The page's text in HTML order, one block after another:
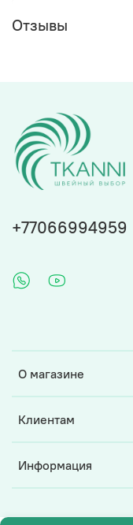
Отзывы
О магазине
Клиентам
Информация
+77066994959